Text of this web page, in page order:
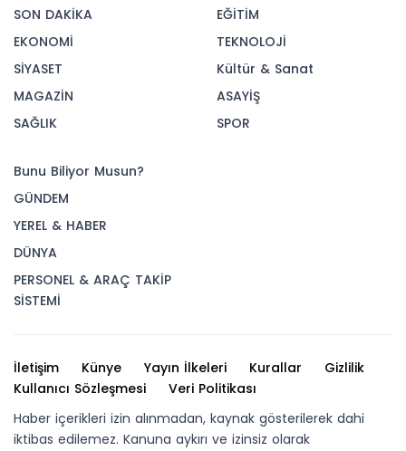
SON DAKİKA
EKONOMİ
SİYASET
MAGAZİN
SAĞLIK
EĞİTİM
TEKNOLOJİ
Kültür & Sanat
ASAYİŞ
SPOR
Bunu Biliyor Musun?
GÜNDEM
YEREL & HABER
DÜNYA
PERSONEL & ARAÇ TAKİP
SİSTEMİ
İletişim Künye Yayın İlkeleri Kurallar
Gizlilik
Kullanıcı Sözleşmesi
Veri Politikası
Haber içerikleri izin alınmadan, kaynak gösterilerek dahi
iktibas edilemez. Kanuna aykırı ve izinsiz olarak